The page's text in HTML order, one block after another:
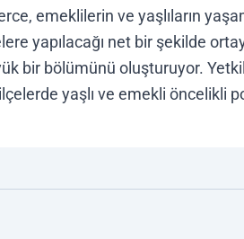
emeklilerin ve yaşlıların
yapılacağı net bir şekilde
bir bölümünü oluşturuyor.
yaşlı ve emekli öncelikli